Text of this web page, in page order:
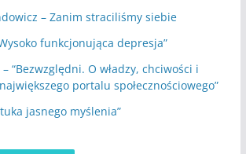
– Zanim straciliśmy siebie
funkcjonująca depresja”
“Bezwzględni. O władzy, chciwości i
portalu społecznościowego”
jasnego myślenia”